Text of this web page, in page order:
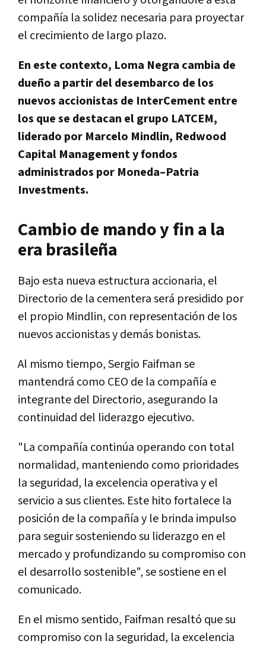
compañía la solidez necesaria para proyectar
el crecimiento de largo plazo.
En este contexto, Loma Negra cambia de
dueño a partir del desembarco de los
nuevos accionistas de InterCement entre
los que se destacan el grupo LATCEM,
liderado por Marcelo Mindlin, Redwood
Capital Management y fondos
administrados por Moneda–Patria
Investments.
Cambio de mando y fin a la
era brasileña
Bajo esta nueva estructura accionaria, el
Directorio de la cementera será presidido por
el propio Mindlin, con representación de los
nuevos accionistas y demás bonistas.
Al mismo tiempo, Sergio Faifman se
mantendrá como CEO de la compañía e
integrante del Directorio, asegurando la
continuidad del liderazgo ejecutivo.
"La compañía continúa operando con total
normalidad, manteniendo como prioridades
la seguridad, la excelencia operativa y el
servicio a sus clientes. Este hito fortalece la
posición de la compañía y le brinda impulso
para seguir sosteniendo su liderazgo en el
mercado y profundizando su compromiso con
el desarrollo sostenible", se sostiene en el
comunicado.
En el mismo sentido, Faifman resaltó que su
compromiso con la seguridad, la excelencia